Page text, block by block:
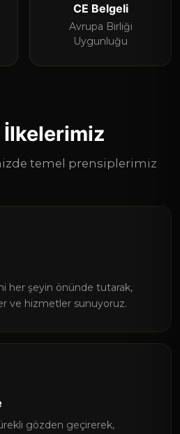
CE Belgeli
Avrupa Birliği
Uygunluğu
temel prensiplerimiz
her şeyin önünde tutarak,
ve hizmetler sunuyoruz.
gözden geçirerek,